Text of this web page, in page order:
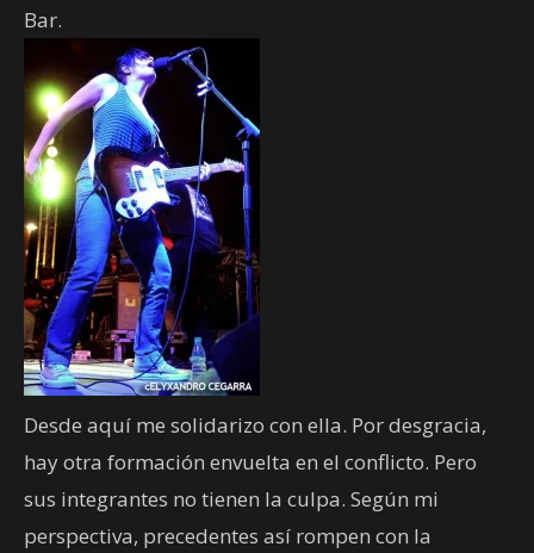
Bar.
Desde aquí me solidarizo con ella. Por desgracia,
hay otra formación envuelta en el conflicto. Pero
sus integrantes no tienen la culpa. Según mi
perspectiva, precedentes así rompen con la